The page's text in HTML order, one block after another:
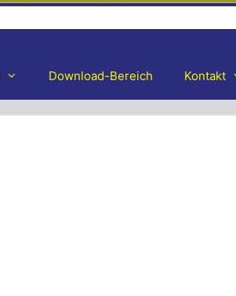
Download-Bereich Kontakt